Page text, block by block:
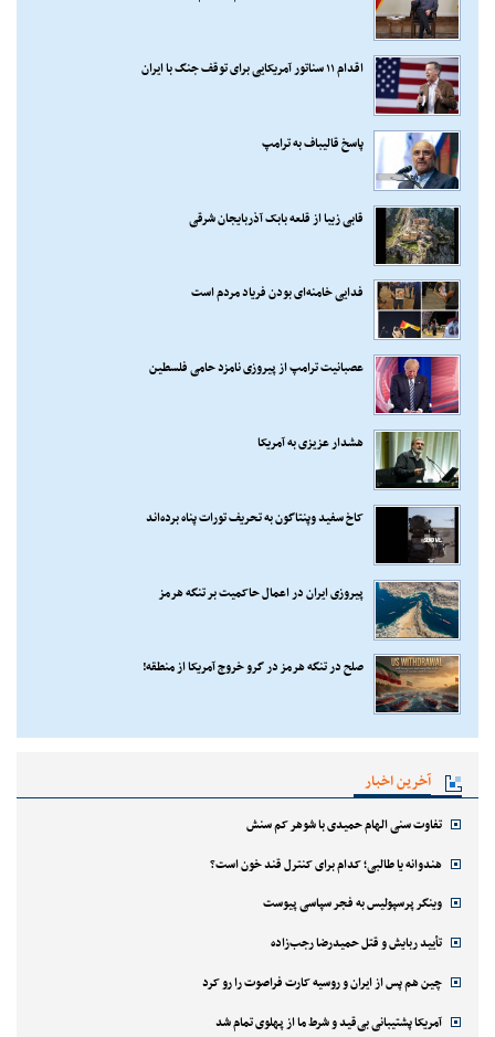
اقدام ۱۱ سناتور آمریکایی برای توقف جنگ با ایران
پاسخ قالیباف به ترامپ
قابی زیبا از قلعه بابک آذربایجان شرقی
فدایی خامنه‌ای بودن فریاد مردم است
عصبانیت ترامپ از پیروزی نامزد حامی فلسطین
هشدار عزیزی به آمریکا
کاخ سفید وپنتاگون به تحریف تورات پناه برده‌اند
پیروزی ایران در اعمال حاکمیت بر تنگه هرمز
صلح در تنگه هرمز در گرو خروج آمریکا از منطقه!
آخرین اخبار
تفاوت سنی الهام حمیدی با شوهر کم سنش
هندوانه یا طالبی؛ کدام‌ برای کنترل قند خون است؟
وینگر پرسپولیس به فجر سپاسی پیوست
تأیید ربایش و قتل حمیدرضا رجب‌زاده
چین هم پس از ایران و روسیه کارت فراصوت را رو کرد
آمریکا پشتیبانی بی‌قید و شرط ما از پهلوی تمام شد